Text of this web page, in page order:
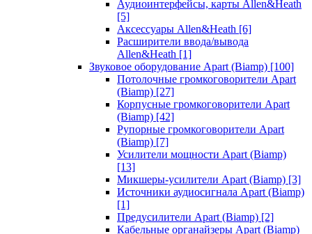
Аудиоинтерфейсы, карты Allen&Heath
[5]
Аксессуары Allen&Heath [6]
Расширители ввода/вывода
Allen&Heath [1]
Звуковое оборудование Apart (Biamp) [100]
Потолочные громкоговорители Apart
(Biamp) [27]
Корпусные громкоговорители Apart
(Biamp) [42]
Рупорные громкоговорители Apart
(Biamp) [7]
Усилители мощности Apart (Biamp)
[13]
Микшеры-усилители Apart (Biamp) [3]
Источники аудиосигнала Apart (Biamp)
[1]
Предусилители Apart (Biamp) [2]
Кабельные органайзеры Apart (Biamp)